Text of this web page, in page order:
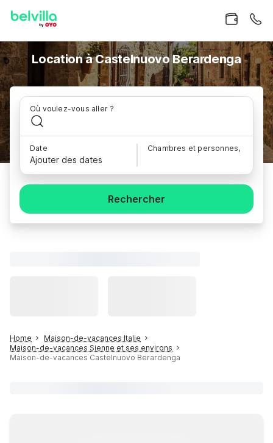
Location à Castelnuovo Berardenga
Où voulez-vous aller ?
Date
Ajouter des dates
Chambres et personnes,
Rechercher
Home
Maison-de-vacances Italie
Maison-de-vacances Sienne et ses environs
Maison-de-vacances Castelnuovo Berardenga